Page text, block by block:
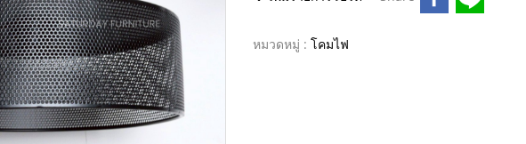
หมวดหมู่ : โคมไฟ